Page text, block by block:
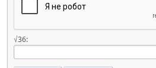
√36: